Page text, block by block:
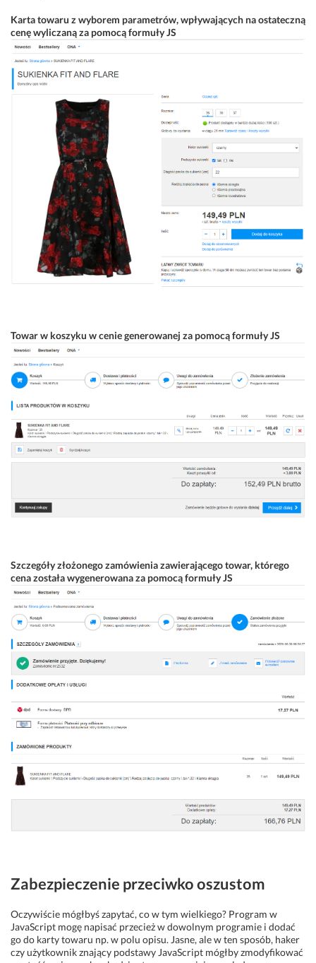
Karta towaru z wyborem parametrów, wpływających na ostateczną
cenę wyliczaną za pomocą formuły JS
Towar w koszyku w cenie generowanej za pomocą formuły JS
Szczegóły złożonego zamówienia zawierającego towar, którego
cena została wygenerowana za pomocą formuły JS
Zabezpieczenie przeciwko oszustom
Oczywiście mógłbyś zapytać, co w tym wielkiego? Program w
JavaScript mogę napisać przecież w dowolnym programie i dodać
go do karty towaru np. w polu opisu. Jasne, ale w ten sposób, haker
czy użytkownik znający podstawy JavaScript mógłby zmodyfikować